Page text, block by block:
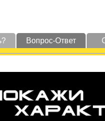
Вопрос-Ответ